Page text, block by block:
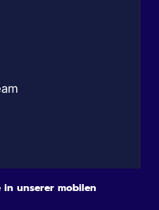
in unserer mobilen